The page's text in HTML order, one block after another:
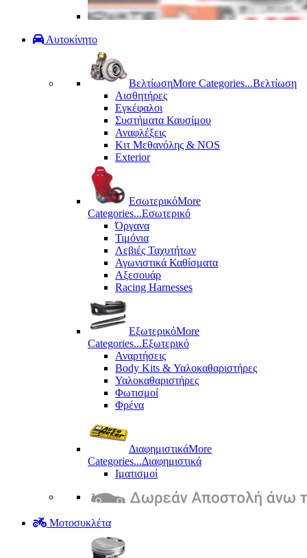
Αυτοκίνητο
ΒελτίωσηMore Categories...Βελτίωση
Αισθητήρες
Εγκέφαλοι
Συστήματα Καυσίμου
Αναφλέξεις
Κιτ Μεθανόλης & ΝΟS
Exterior
ΕσωτερικόMore
Categories...Εσωτερικό
Όργανα
Τιμόνια
Λεβιές Ταχυτήτων
Αγωνιστικά Καθίσματα
Αξεσουάρ
Racing Harnesses
ΕξωτερικόMore
Categories...Εξωτερικό
Αναρτήσεις
Body Kits & Υαλοκαθαριστήρες
Υαλοκαθαριστήρες
Φωτισμοί
Φρένα
ΔιαφημιστικάMore
Categories...Διαφημιστικά
Ιματισμοί
Μοτοσυκλέτα